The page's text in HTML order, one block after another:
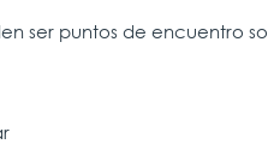
ser puntos de encuentro